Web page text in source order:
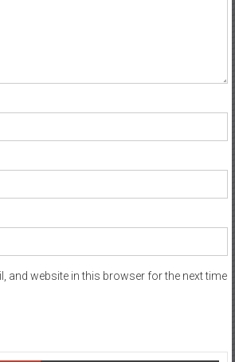
and website in this browser for the next time